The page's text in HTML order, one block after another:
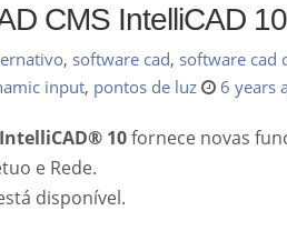
CMS IntelliCAD
, software cad, software cad
input, pontos de luz 6 years
10fornece novas
e Rede.
disponível.